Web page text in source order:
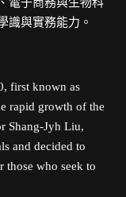
識與實務能力。
first known as
rapid growth of the
Shang-Jyh Liu,
and decided to
those who seek to